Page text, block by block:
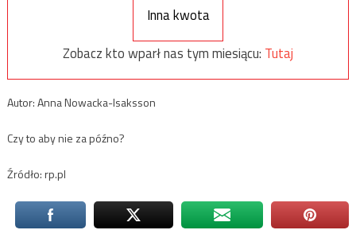
Inna kwota
Zobacz kto wparł nas tym miesiącu: Tutaj
Autor: Anna Nowacka-Isaksson
Czy to aby nie za późno?
Źródło: rp.pl